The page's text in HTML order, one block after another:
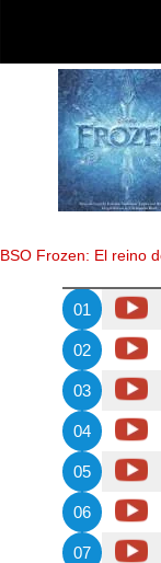
BSO Frozen: El reino
01
02
03
04
05
06
07